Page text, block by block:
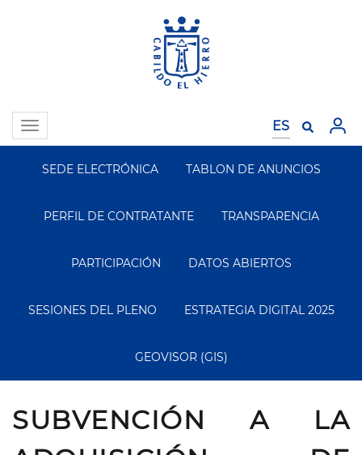
Toggle
navigation
Segundo
Menu
SEDE ELECTRÓNICA TABLON DE ANUNCIOS
PERFIL DE CONTRATANTE TRANSPARENCIA
PARTICIPACIÓN DATOS ABIERTOS
SESIONES DEL PLENO ESTRATEGIA DIGITAL 2025
GEOVISOR (GIS)
SUBVENCIÓN A LA